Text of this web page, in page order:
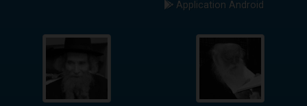
Application Android